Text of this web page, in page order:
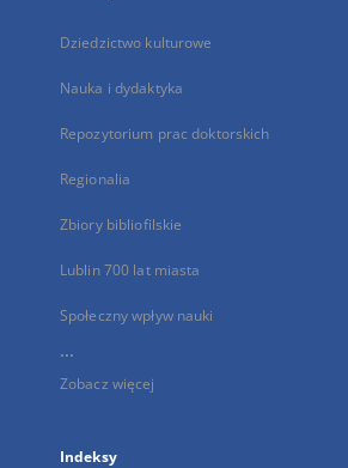
Dziedzictwo kulturowe
Nauka i dydaktyka
Repozytorium prac doktorskich
Regionalia
Zbiory bibliofilskie
Lublin 700 lat miasta
Społeczny wpływ nauki
...
Zobacz więcej
Indeksy